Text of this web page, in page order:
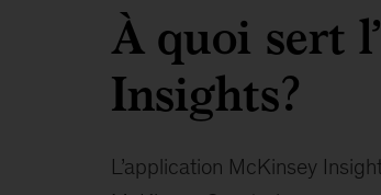
À quoi sert
Insights?
L’application McKinsey